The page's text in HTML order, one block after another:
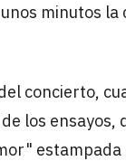
minutos la
concierto,
los ensayos,
estampada